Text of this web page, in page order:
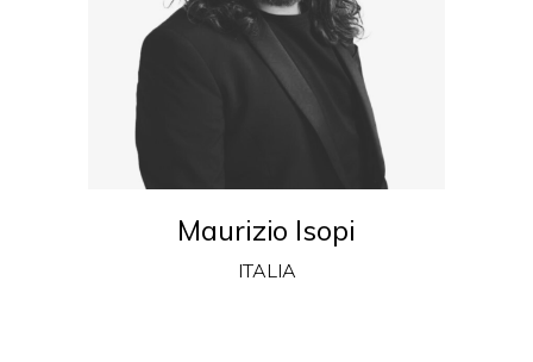
Maurizio Isopi
ITALIA